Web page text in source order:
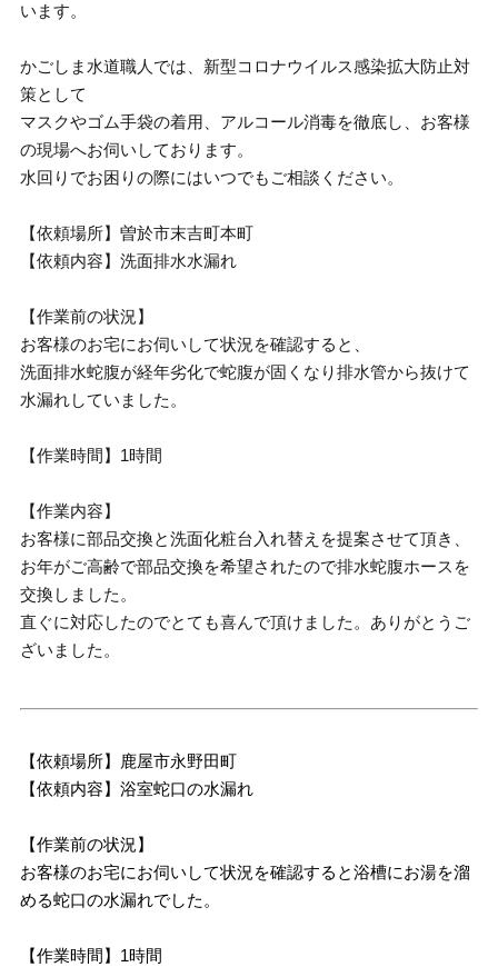
います。
かごしま水道職人では、新型コロナウイルス感染拡大防止対
策として
マスクやゴム手袋の着用、アルコール消毒を徹底し、お客様
の現場へお伺いしております。
水回りでお困りの際にはいつでもご相談ください。
【依頼場所】曽於市末吉町本町
【依頼内容】洗面排水水漏れ
【作業前の状況】
お客様のお宅にお伺いして状況を確認すると、
洗面排水蛇腹が経年劣化で蛇腹が固くなり排水管から抜けて
水漏れしていました。
【作業時間】1時間
【作業内容】
お客様に部品交換と洗面化粧台入れ替えを提案させて頂き、
お年がご高齢で部品交換を希望されたので排水蛇腹ホースを
交換しました。
直ぐに対応したのでとても喜んで頂けました。ありがとうご
ざいました。
【依頼場所】鹿屋市永野田町
【依頼内容】浴室蛇口の水漏れ
【作業前の状況】
お客様のお宅にお伺いして状況を確認すると浴槽にお湯を溜
める蛇口の水漏れでした。
【作業時間】1時間